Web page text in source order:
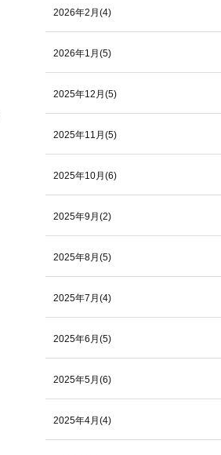
2026年2月(4)
2026年1月(5)
2025年12月(5)
2025年11月(5)
2025年10月(6)
2025年9月(2)
2025年8月(5)
2025年7月(4)
2025年6月(5)
2025年5月(6)
2025年4月(4)